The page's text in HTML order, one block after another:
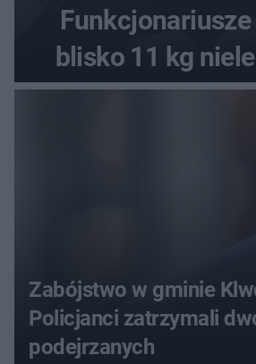
blisko 11 kg
Zabójstwo w gminie
Policjanci zatrzymali
podejrzanych